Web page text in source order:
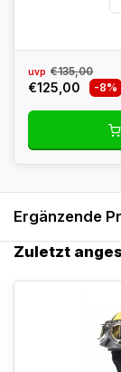
uvp €135,00
€125,00 -8%
Ergänzende
Zuletzt